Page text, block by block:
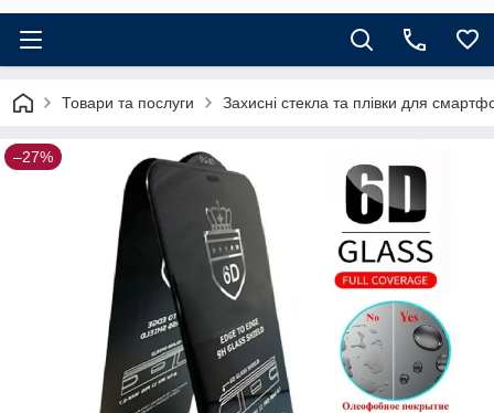
Товари та послуги Захисні стекла та плівки для
–27%